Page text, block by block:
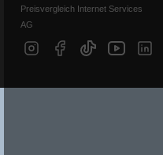
Preisvergleich Internet Services
AG